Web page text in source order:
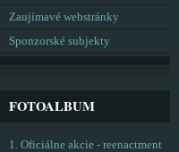
Zaujímavé webstránky
Sponzorské subjekty
FOTOALBUM
1. Oficiálne akcie - reenactment